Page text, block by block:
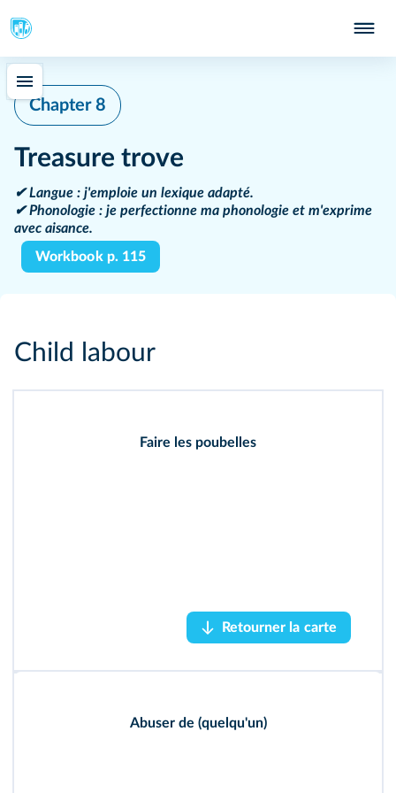
Chapter 8
Treasure trove
✔Langue : j'emploie un lexique adapté.
✔Phonologie : je perfectionne ma phonologie et m'exprime
avec aisance.
Workbook p. 115
Child labour
Faire les poubelles
Retourner la carte
Retourner la carte
Abuser de (quelqu'un)